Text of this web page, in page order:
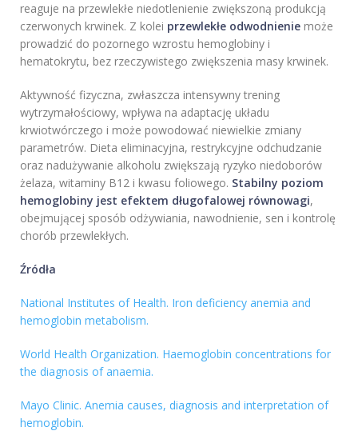
reaguje na przewlekłe niedotlenienie zwiększoną produkcją
czerwonych krwinek. Z kolei przewlekłe odwodnienie może
prowadzić do pozornego wzrostu hemoglobiny i
hematokrytu, bez rzeczywistego zwiększenia masy krwinek.
Aktywność fizyczna, zwłaszcza intensywny trening
wytrzymałościowy, wpływa na adaptację układu
krwiotwórczego i może powodować niewielkie zmiany
parametrów. Dieta eliminacyjna, restrykcyjne odchudzanie
oraz nadużywanie alkoholu zwiększają ryzyko niedoborów
żelaza, witaminy B12 i kwasu foliowego. Stabilny poziom
hemoglobiny jest efektem długofalowej równowagi,
obejmującej sposób odżywiania, nawodnienie, sen i kontrolę
chorób przewlekłych.
Źródła
National Institutes of Health. Iron deficiency anemia and
hemoglobin metabolism.
World Health Organization. Haemoglobin concentrations for
the diagnosis of anaemia.
Mayo Clinic. Anemia causes, diagnosis and interpretation of
hemoglobin.